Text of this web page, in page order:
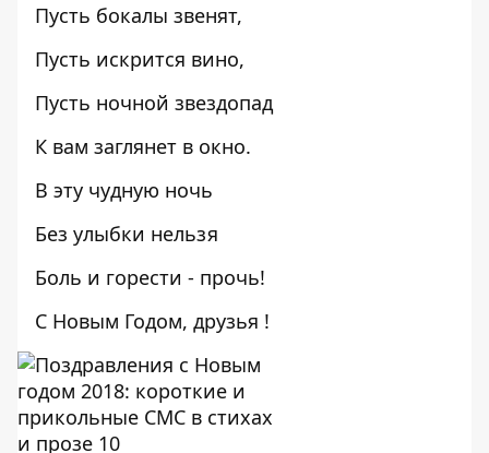
Пусть бокалы звенят,
Пусть искрится вино,
Пусть ночной звездопад
К вам заглянет в окно.
В эту чудную ночь
Без улыбки нельзя
Боль и горести - прочь!
С Новым Годом, друзья !